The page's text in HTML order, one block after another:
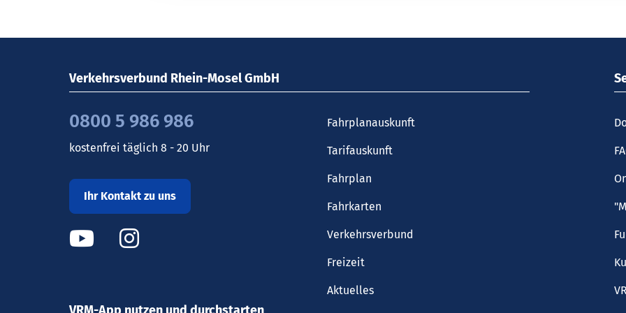
Verkehrsverbund Rhein-Mosel GmbH
0800 5 986 986
kostenfrei täglich 8 - 20 Uhr
Ihr Kontakt zu uns
Fahrplanauskunft
Tarifauskunft
Fahrplan
Fahrkarten
Verkehrsverbund
Freizeit
Aktuelles